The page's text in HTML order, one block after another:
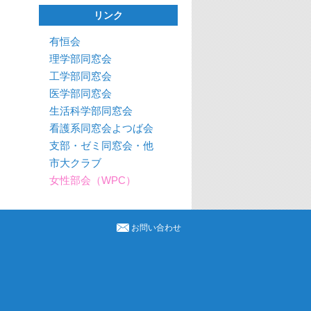
リンク
有恒会
理学部同窓会
工学部同窓会
医学部同窓会
生活科学部同窓会
看護系同窓会よつば会
支部・ゼミ同窓会・他
市大クラブ
女性部会（WPC）
お問い合わせ